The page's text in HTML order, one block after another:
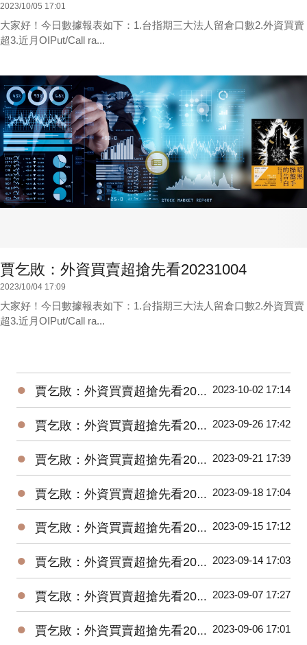
2023/10/05 17:01
大家好！今日數據報表如下：1.台指期三大法人留倉口數2.外資買賣
超3.近月OIPut/Call ra...
賈乞敗：外資買賣超搶先看20231004
2023/10/04 17:09
大家好！今日數據報表如下：1.台指期三大法人留倉口數2.外資買賣
超3.近月OIPut/Call ra...
● 賈乞敗：外資買賣超搶先看20231002 2023-10-02 17:14
● 賈乞敗：外資買賣超搶先看20230926 2023-09-26 17:42
● 賈乞敗：外資買賣超搶先看20230921 2023-09-21 17:39
● 賈乞敗：外資買賣超搶先看20230918 2023-09-18 17:04
● 賈乞敗：外資買賣超搶先看20230915 2023-09-15 17:12
● 賈乞敗：外資買賣超搶先看20230914 2023-09-14 17:03
● 賈乞敗：外資買賣超搶先看20230907 2023-09-07 17:27
● 賈乞敗：外資買賣超搶先看20230906 2023-09-06 17:01